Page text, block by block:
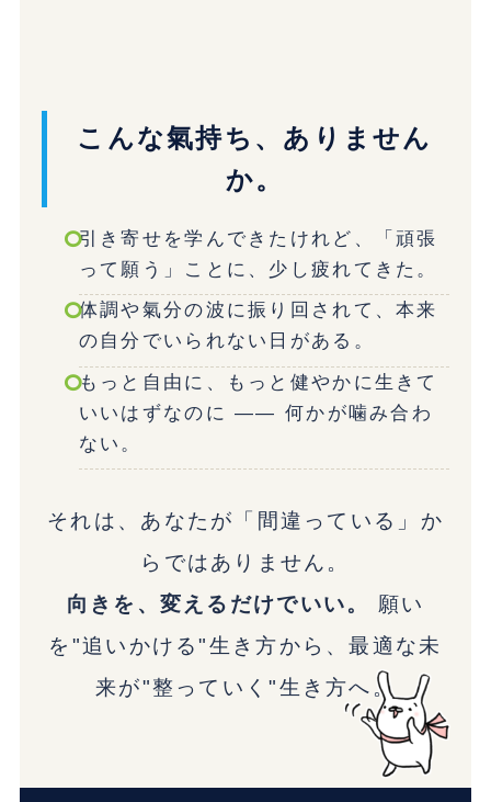
こんな氣持ち、ありません
か。
引き寄せを学んできたけれど、「頑張
って願う」ことに、少し疲れてきた。
体調や氣分の波に振り回されて、本来
の自分でいられない日がある。
もっと自由に、もっと健やかに生きて
いいはずなのに ―― 何かが噛み合わ
ない。
それは、あなたが「間違っている」か
らではありません。
向きを、変えるだけでいい。
願い
を"追いかける"生き方から、最適な未
来が"整っていく"生き方へ。